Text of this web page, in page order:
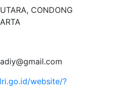
CONDONG
website/?